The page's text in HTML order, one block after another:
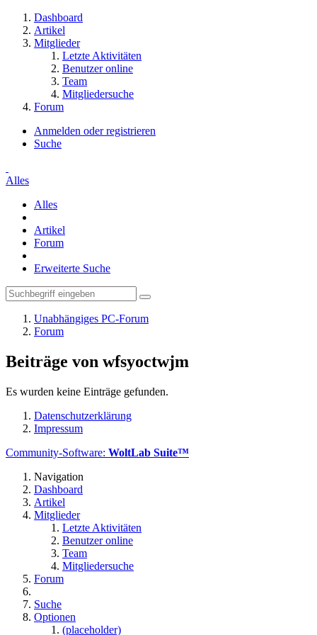
Dashboard
Artikel
Mitglieder
Letzte Aktivitäten
Benutzer online
Team
Mitgliedersuche
Forum
Anmelden oder registrieren
Suche
Alles
Alles
Artikel
Forum
Erweiterte Suche
Unabhängiges PC-Forum
Forum
Beiträge von wfsyoctwjm
Es wurden keine Einträge gefunden.
Datenschutzerklärung
Impressum
Community-Software: WoltLab Suite™
Navigation
Dashboard
Artikel
Mitglieder
Letzte Aktivitäten
Benutzer online
Team
Mitgliedersuche
Forum
Suche
Optionen
(placeholder)